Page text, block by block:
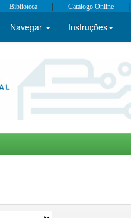
Biblioteca | Catálogo Online |
Navegar Instruções